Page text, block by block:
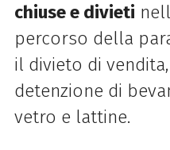
chiuse e divieti
percorso della
il divieto di
detenzione di
vetro e lattine.